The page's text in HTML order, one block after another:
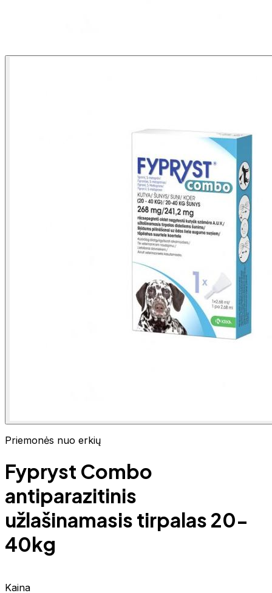
Priemonės nuo erkių
Fypryst Combo
antiparazitinis
užlašinamasis tirpalas 20-
40kg
Kaina